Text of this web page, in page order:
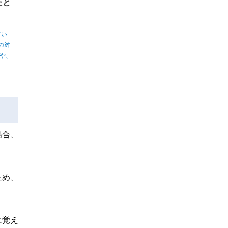
と
い
対
、
、
、
え